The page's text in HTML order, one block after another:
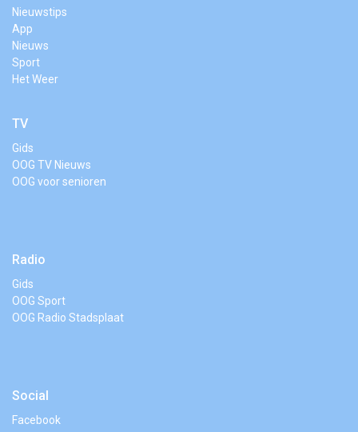
Nieuwstips
App
Nieuws
Sport
Het Weer
TV
Gids
OOG TV Nieuws
OOG voor senioren
Radio
Gids
OOG Sport
OOG Radio Stadsplaat
Social
Facebook